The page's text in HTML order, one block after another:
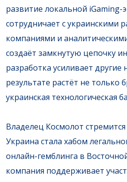
развитие локальной iGaming-
сотрудничает с украинскими
компаниями и
создаёт замкнутую цепочку
разработка усиливает другие
результате растёт не только
украинская технологическая
Владелец Космолот
Украина стала хабом
онлайн-гемблинга в
компания поддерживает